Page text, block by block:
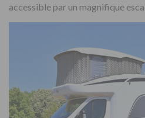
accessible par un magnifique